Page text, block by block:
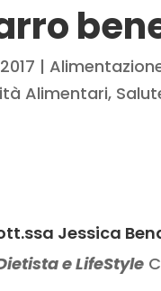
|
Alimentari,
Jessica
e LifeStyle